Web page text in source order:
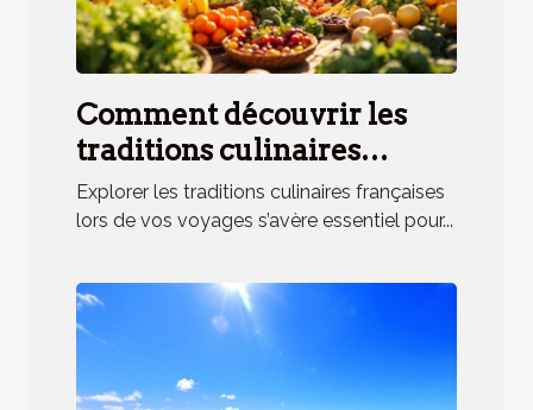
Comment découvrir les
traditions culinaires
françaises lors de vos
voyages ?
Explorer les traditions culinaires françaises
lors de vos voyages s’avère essentiel pour...